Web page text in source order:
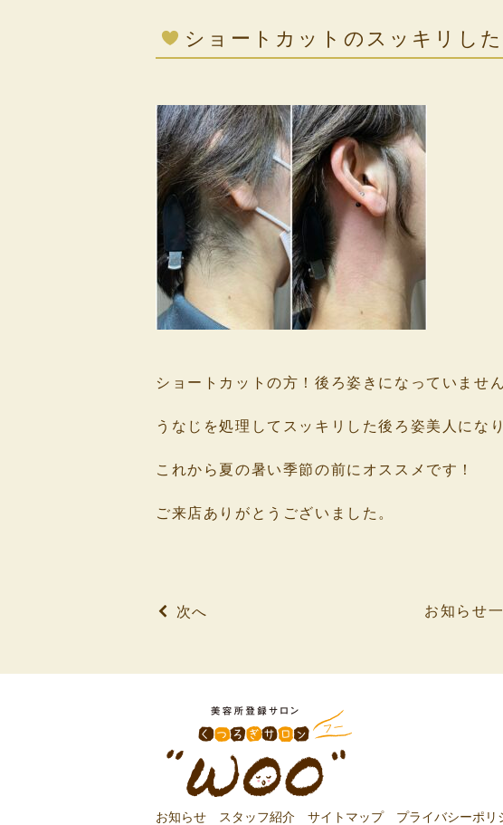
ショートカットのスッキリし
ショートカットの方！後ろ姿きになっていませ
うなじを処理してスッキリした後ろ姿美人にな
これから夏の暑い季節の前にオススメです！
ご来店ありがとうございました。
次へ お知らせ
お知らせ スタッフ紹介 サイトマップ プライバシーポリ